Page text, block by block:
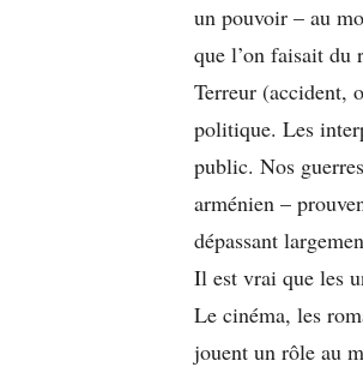
un pouvoir – au
que l’on faisait du
Terreur (accident,
politique. Les
public. Nos
arménien –
dépassant
Il est vrai que les
Le cinéma, les
jouent un rôle au